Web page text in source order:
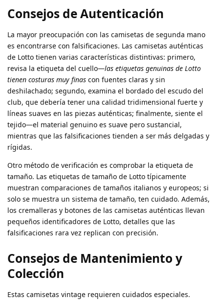
Consejos de Autenticación
La mayor preocupación con las camisetas de segunda mano
es encontrarse con falsificaciones. Las camisetas auténticas
de Lotto tienen varias características distintivas: primero,
revisa la etiqueta del cuello—las etiquetas genuinas de Lotto
tienen costuras muy finas con fuentes claras y sin
deshilachado; segundo, examina el bordado del escudo del
club, que debería tener una calidad tridimensional fuerte y
líneas suaves en las piezas auténticas; finalmente, siente el
tejido—el material genuino es suave pero sustancial,
mientras que las falsificaciones tienden a ser más delgadas y
rígidas.
Otro método de verificación es comprobar la etiqueta de
tamaño. Las etiquetas de tamaño de Lotto típicamente
muestran comparaciones de tamaños italianos y europeos; si
solo se muestra un sistema de tamaño, ten cuidado. Además,
los cremalleras y botones de las camisetas auténticas llevan
pequeños identificadores de Lotto, detalles que las
falsificaciones rara vez replican con precisión.
Consejos de Mantenimiento y
Colección
Estas camisetas vintage requieren cuidados especiales.